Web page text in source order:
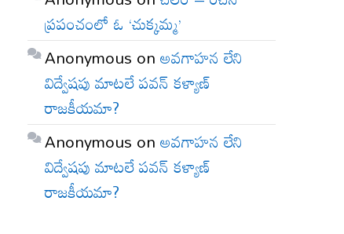
ప్రపంచంలో ఓ ‘చుక్కమ్మ’
Anonymous onఅవగాహన లేని
విద్వేషపు మాటలే పవన్ కళ్యాణ్
రాజకీయమా?
Anonymous onఅవగాహన లేని
విద్వేషపు మాటలే పవన్ కళ్యాణ్
రాజకీయమా?